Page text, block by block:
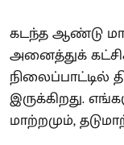
கடந்த ஆண்டு
அனைத்துக்
நிலைப்பாட்டில்
இருக்கிறது.
மாற்றமும்,